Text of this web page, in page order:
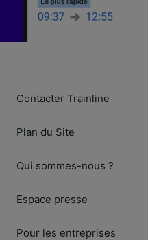
Contacter Trainline
Plan du Site
Qui sommes-nous ?
Espace presse
Pour les entreprises